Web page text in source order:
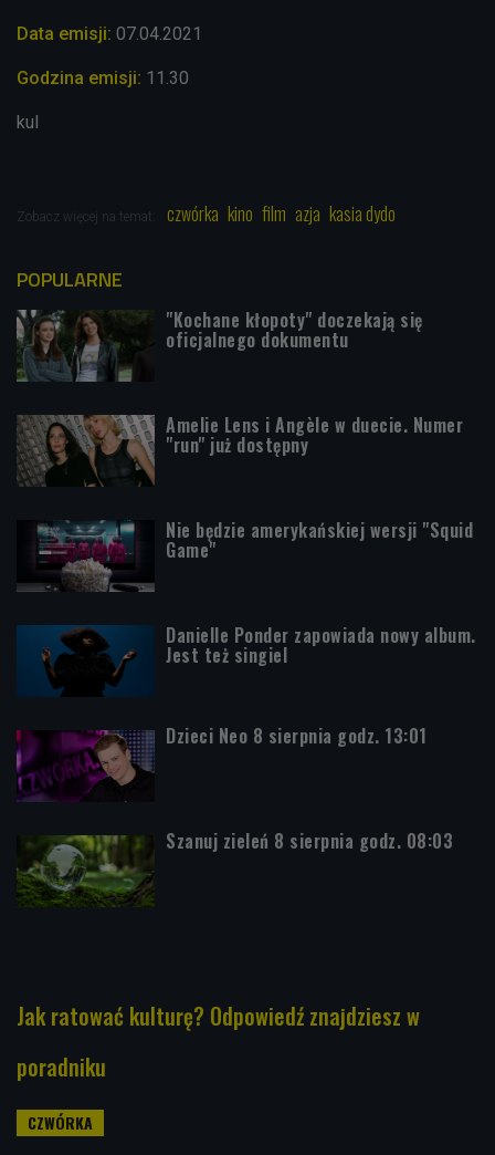
Data emisji: 07.04.2021
Godzina emisji: 11.30
kul
Zobacz więcej na temat: czwórka kino film azja kasia dydo
POPULARNE
"Kochane kłopoty" doczekają się
oficjalnego dokumentu
Amelie Lens i Angèle w duecie. Numer
"run" już dostępny
Nie będzie amerykańskiej wersji "Squid
Game"
Danielle Ponder zapowiada nowy album.
Jest też singiel
Dzieci Neo 8 sierpnia godz. 13:01
Szanuj zieleń 8 sierpnia godz. 08:03
Jak ratować kulturę? Odpowiedź znajdziesz w
poradniku